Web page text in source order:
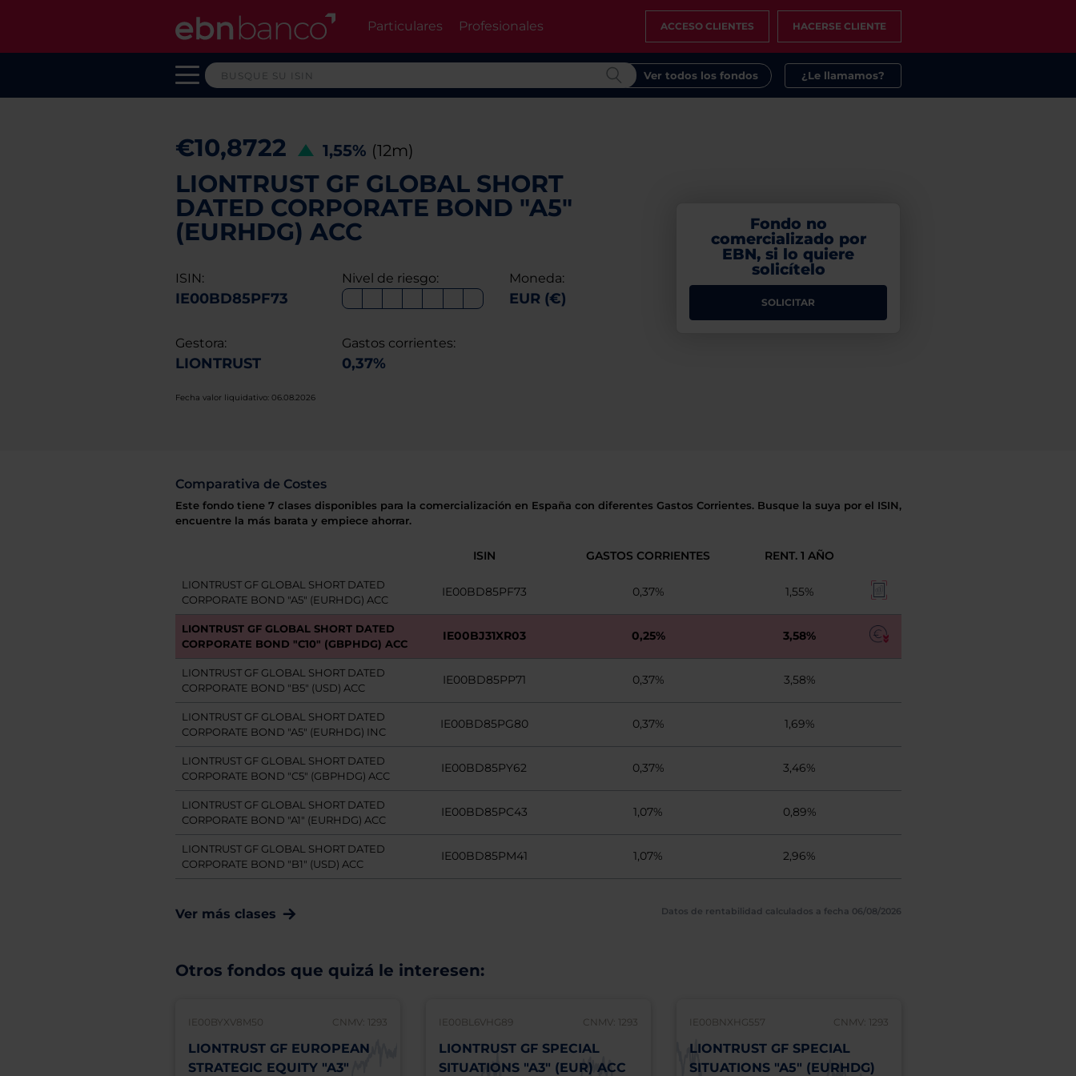
Particulares Profesionales ACCESO CLIENTES HACERSE CLIENTE
Ver todos los fondos ¿Le llamamos?
€10,8722 1,55% (12m)
LIONTRUST GF GLOBAL SHORT
DATED CORPORATE BOND "A5"
(EURHDG) ACC
ISIN:
IE00BD85PF73
Nivel de riesgo: Moneda:
EUR (€)
Gestora:
LIONTRUST
Gastos corrientes:
0,37%
Fecha valor liquidativo: 06.08.2026
Fondo no
comercializado por
EBN, si lo quiere
solicítelo
SOLICITAR
Comparativa de Costes
Este fondo tiene 7 clases disponibles para la comercialización en España con diferentes Gastos Corrientes. Busque la suya por el ISIN,
encuentre la más barata y empiece ahorrar.
ISIN GASTOS CORRIENTES RENT. 1 AÑO
LIONTRUST GF GLOBAL SHORT DATED
CORPORATE BOND "A5" (EURHDG) ACC
IE00BD85PF73 0,37% 1,55%
LIONTRUST GF GLOBAL SHORT DATED
CORPORATE BOND "C10" (GBPHDG) ACC
IE00BJ31XR03 0,25% 3,58%
LIONTRUST GF GLOBAL SHORT DATED
CORPORATE BOND "B5" (USD) ACC
IE00BD85PP71 0,37% 3,58%
LIONTRUST GF GLOBAL SHORT DATED
CORPORATE BOND "A5" (EURHDG) INC
IE00BD85PG80 0,37% 1,69%
LIONTRUST GF GLOBAL SHORT DATED
CORPORATE BOND "C5" (GBPHDG) ACC
IE00BD85PY62 0,37% 3,46%
LIONTRUST GF GLOBAL SHORT DATED
CORPORATE BOND "A1" (EURHDG) ACC
IE00BD85PC43 1,07% 0,89%
LIONTRUST GF GLOBAL SHORT DATED
CORPORATE BOND "B1" (USD) ACC
IE00BD85PM41 1,07% 2,96%
Ver más clases Datos de rentabilidad calculados a fecha 06/08/2026
Otros fondos que quizá le interesen:
IE00BYXV8M50 CNMV: 1293
LIONTRUST GF EUROPEAN
STRATEGIC EQUITY "A3"
IE00BL6VHG89 CNMV: 1293
LIONTRUST GF SPECIAL
SITUATIONS "A3" (EUR) ACC
IE00BNXHG557 CNMV: 1293
LIONTRUST GF SPECIAL
SITUATIONS "A5" (EURHDG)